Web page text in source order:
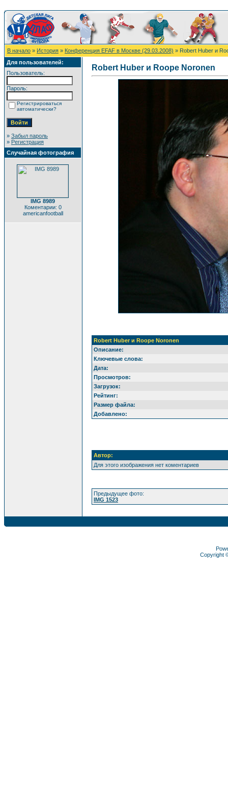
В начало » История » Конференция EFAF в Москве (29.03.2008) » Robert Huber и
Для пользователей:
Пользователь:
Пароль:
Регистрироваться
автоматически?
» Забыл пароль
» Регистрация
Случайная фотография
IMG 8989
Коментарии: 0
americanfootball
Robert Huber и Roope Noronen
Robert Huber и Roope Noronen
Описание:
Ключевые слова:
Дата:
Просмотров:
Загрузок:
Рейтинг:
Размер файла:
Добавлено:
Автор:
Для этого изображения нет коментариев
Предыдущее фото:
IMG 1523
Copyright